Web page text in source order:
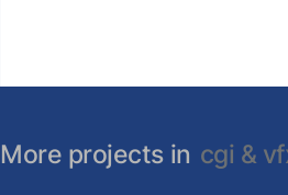
More projects in cgi &